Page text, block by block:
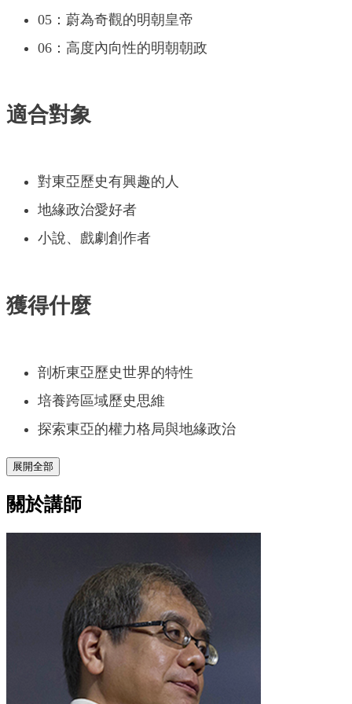
05：蔚為奇觀的明朝皇帝
06：高度內向性的明朝朝政
適合對象
對東亞歷史有興趣的人
地緣政治愛好者
小說、戲劇創作者
獲得什麼
剖析東亞歷史世界的特性
培養跨區域歷史思維
探索東亞的權力格局與地緣政治
展開全部
關於講師